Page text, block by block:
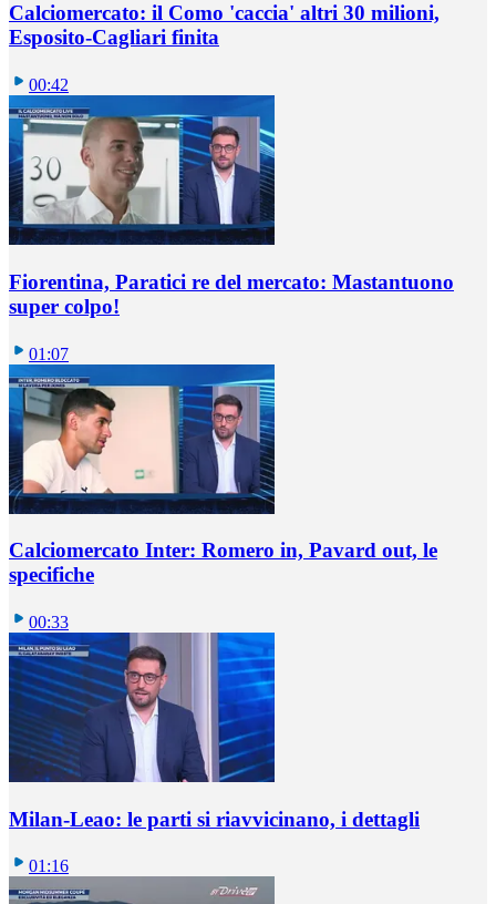
Calciomercato: il Como 'caccia' altri 30 milioni,
Esposito-Cagliari finita
00:42
Fiorentina, Paratici re del mercato: Mastantuono
super colpo!
01:07
Calciomercato Inter: Romero in, Pavard out, le
specifiche
00:33
Milan-Leao: le parti si riavvicinano, i dettagli
01:16